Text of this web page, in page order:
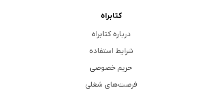
کتابراه
درباره کتابراه
شرایط استفاده
حریم خصوصی
فرصت‌های شغلی